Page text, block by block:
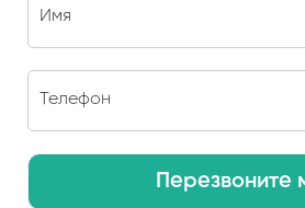
Перезвоните